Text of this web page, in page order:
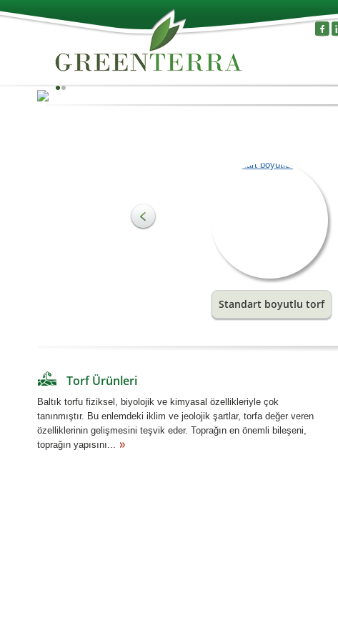
Torf, substrat üretimi için hammadde olarak ve tarımsal
üretim ve çiçekçilik alanlarındaki gereksinimleri karşılamak
üzere kullanılabilir. Toprağın en önemli bileşeni, toprağın
yapısını oluşturan ve en önemli büyüme sağlayıcı uyarıcı
madde olan organik maddelerdir. Bunlar, bitki kökleri için
ideal su ve hava kombinasyonunu oluştururlar.
Standart boyutlu torf
Torf Ürünleri
Baltık torfu fiziksel, biyolojik ve kimyasal özellikleriyle çok
tanınmıştır. Bu enlemdeki iklim ve jeolojik şartlar, torfa değer veren
özelliklerinin gelişmesini teşvik eder. Toprağın en önemli bileşeni,
toprağın yapısını...